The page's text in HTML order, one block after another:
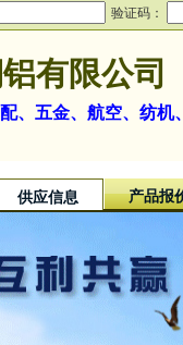
验证码：
有限公司
、五金、航空、纺
供应信息 产品报